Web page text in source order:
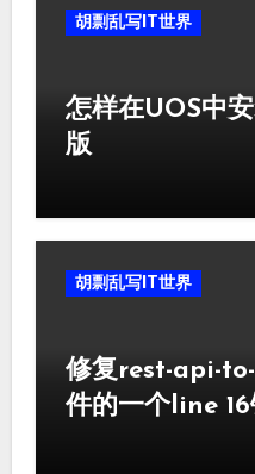
胡剽乱写IT世界
怎样在UOS中
版
胡剽乱写IT世界
修复rest-api-
件的一个line 16